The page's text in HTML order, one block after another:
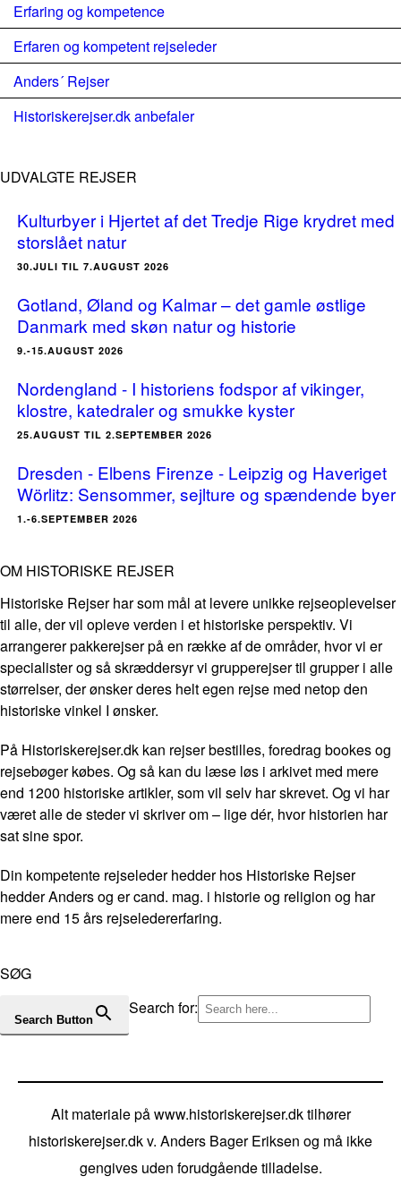
Erfaring og kompetence
Erfaren og kompetent rejseleder
Anders´ Rejser
Historiskerejser.dk anbefaler
UDVALGTE REJSER
Kulturbyer i Hjertet af det Tredje Rige krydret med
storslået natur
30.JULI TIL 7.AUGUST 2026
Gotland, Øland og Kalmar – det gamle østlige
Danmark med skøn natur og historie
9.-15.AUGUST 2026
Nordengland - I historiens fodspor af vikinger,
klostre, katedraler og smukke kyster
25.AUGUST TIL 2.SEPTEMBER 2026
Dresden - Elbens Firenze - Leipzig og Haveriget
Wörlitz: Sensommer, sejlture og spændende byer
1.-6.SEPTEMBER 2026
OM HISTORISKE REJSER
Historiske Rejser har som mål at levere unikke rejseoplevelser
til alle, der vil opleve verden i et historiske perspektiv. Vi
arrangerer pakkerejser på en række af de områder, hvor vi er
specialister og så skræddersyr vi grupperejser til grupper i alle
størrelser, der ønsker deres helt egen rejse med netop den
historiske vinkel I ønsker.
På Historiskerejser.dk kan rejser bestilles, foredrag bookes og
rejsebøger købes. Og så kan du læse løs i arkivet med mere
end 1200 historiske artikler, som vil selv har skrevet. Og vi har
været alle de steder vi skriver om – lige dér, hvor historien har
sat sine spor.
Din kompetente rejseleder hedder hos Historiske Rejser
hedder Anders og er cand. mag. i historie og religion og har
mere end 15 års rejseledererfaring.
SØG
Search for:
Search Button
Alt materiale på www.historiskerejser.dk tilhører
historiskerejser.dk v. Anders Bager Eriksen og må ikke
gengives uden forudgående tilladelse.